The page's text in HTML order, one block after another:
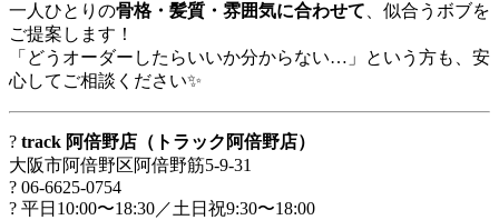
一人ひとりの骨格・髪質・雰囲気に合わせて 、似合うボブを
ご提案します！
「どうオーダーしたらいいか分からない…」という方も、安
心してご相談ください✨
? track 阿倍野店（トラック阿倍野店）
大阪市阿倍野区阿倍野筋5-9-31
? 06-6625-0754
? 平日10:00〜18:30／土日祝9:30〜18:00